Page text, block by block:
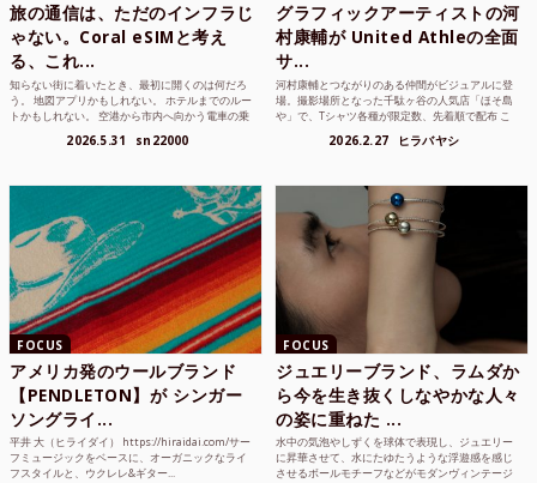
旅の通信は、ただのインフラじ
ゃない。Coral eSIMと考え
る、これ...
知らない街に着いたとき、最初に開くのは何だろ
う。 地図アプリかもしれない。 ホテルまでのルー
トかもしれない。 空港から市内へ向かう電車の乗
2026.5.31 sn22000
グラフィックアーティストの河
村康輔が United Athleの全面
サ...
河村康輔とつながりのある仲間がビジュアルに登
場。撮影場所となった千駄ヶ谷の人気店「ほそ島
や」で、Tシャツ各種が限定数、先着順で配布 こ
2026.2.27 ヒラバヤシ
FOCUS
アメリカ発のウールブランド
【PENDLETON】が シンガー
ソングライ...
平井 大（ヒライダイ） https://hiraidai.com/サー
フミュージックをベースに、オーガニックなライ
フスタイルと、ウクレレ&ギター...
FOCUS
ジュエリーブランド、ラムダか
ら今を生き抜くしなやかな人々
の姿に重ねた ...
水中の気泡やしずくを球体で表現し、ジュエリー
に昇華させて、水にたゆたうような浮遊感を感じ
させるボールモチーフなどがモダンヴィンテージ